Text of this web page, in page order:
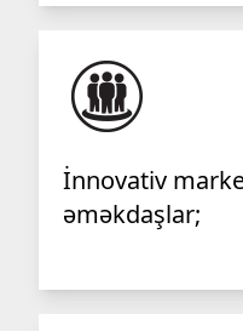
İnnovativ
əməkdaşlar;